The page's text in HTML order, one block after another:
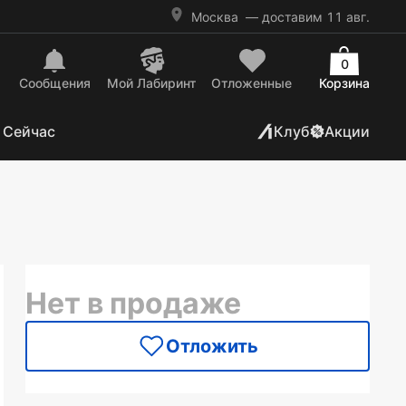
Москва — доставим 11 авг.
Сообщения Mой Лабиринт Отложенные Корзина
0
Клуб Акции
Нет в продаже
Отложить